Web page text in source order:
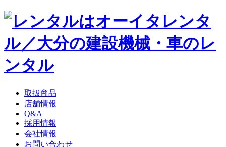
取扱商品
店舗情報
Q&A
採用情報
会社情報
お問い合わせ